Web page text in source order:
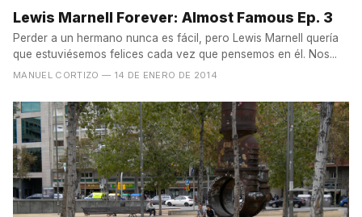
Lewis Marnell Forever: Almost Famous Ep. 3
Perder a un hermano nunca es fácil, pero Lewis Marnell quería
que estuviésemos felices cada vez que pensemos en él. Nos...
MANUEL CORTIZO — 14 DE ENERO DE 2014